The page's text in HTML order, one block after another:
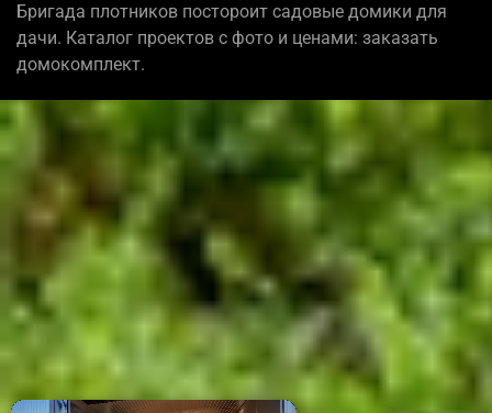
Бригада плотников постороит садовые домики для
дачи. Каталог проектов с фото и ценами: заказать
домокомплект.